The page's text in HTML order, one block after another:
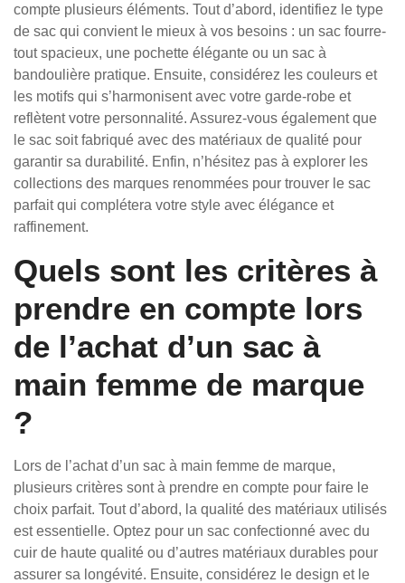
compte plusieurs éléments. Tout d’abord, identifiez le type
de sac qui convient le mieux à vos besoins : un sac fourre-
tout spacieux, une pochette élégante ou un sac à
bandoulière pratique. Ensuite, considérez les couleurs et
les motifs qui s’harmonisent avec votre garde-robe et
reflètent votre personnalité. Assurez-vous également que
le sac soit fabriqué avec des matériaux de qualité pour
garantir sa durabilité. Enfin, n’hésitez pas à explorer les
collections des marques renommées pour trouver le sac
parfait qui complétera votre style avec élégance et
raffinement.
Quels sont les critères à
prendre en compte lors
de l’achat d’un sac à
main femme de marque
?
Lors de l’achat d’un sac à main femme de marque,
plusieurs critères sont à prendre en compte pour faire le
choix parfait. Tout d’abord, la qualité des matériaux utilisés
est essentielle. Optez pour un sac confectionné avec du
cuir de haute qualité ou d’autres matériaux durables pour
assurer sa longévité. Ensuite, considérez le design et le